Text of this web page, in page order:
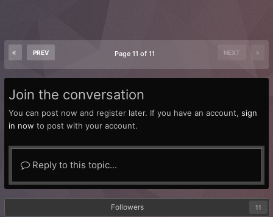
PREV NEXT
Page 11 of 11
Join the conversation
You can post now and register later. If you have an account, sign
in now to post with your account.
Reply to this topic...
Followers 11